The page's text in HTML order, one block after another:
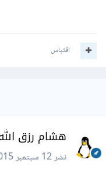
اقتباس
هشام رزق الله
نشر12 سبتمبر 2015